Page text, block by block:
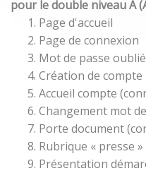
pour le double niveau A
Page d'accueil
Page de connexion
Mot de passe oublié
Création de compte
Accueil compte
Changement mot
Porte document
Rubrique « presse »
Présentation